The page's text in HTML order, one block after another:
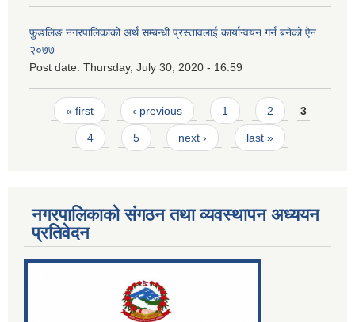
फुङलिङ नगरपालिकाको अर्थ सम्बन्धी प्रस्तावलाई कार्यान्वयन गर्न बनेको ऐन
२०७७
Post date: Thursday, July 30, 2020 - 16:59
Pages
« first ‹ previous 1 2 3
4 5 next › last »
नगरपालिकाको संगठन तथा व्यवस्थापन अध्ययन
प्रतिवेदन